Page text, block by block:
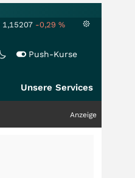
1,15207 -0,29 %
Push-Kurse
Unsere Services
Anzeige